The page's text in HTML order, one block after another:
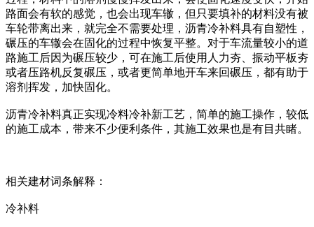
路面会有软的感觉，也会出现车辙，但只要填补的材料没有被
车轮带离出来，就完全不需要处理，沥青冷补料具有自塑性，
碾压的车辙会在固化的过程中恢复平整。对于车流量较小的道
路施工后因为碾压较少，可在施工后使用人力夯、振动平板夯
或者压路机反复碾压，或者更简单地开车来回碾压，都有助于
溶剂挥发，加快固化。
沥青冷补料真正实现冷料冷补新工艺，简单的施工操作，较低
的施工成本，带来不少便利条件，其施工效果也是有目共睹。
相关建材词条解释：
冷补料